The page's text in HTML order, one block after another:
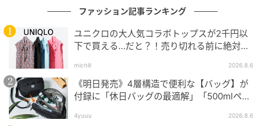
リンネル
旅先だからこそ朝早くから活動して見られた日の出。
その幸福感の中で見た美しい景色と、自然を感じなが
らゆったりとした時間を過ごしたことを思い出すと、
またフィンランドに行きたいと思うそう。咲楽さんが
ファッション記事ランキング
ユニクロの大人気コラボトップスが2千円以
下で買える…だと？！売り切れる前に絶対買
michill 2026.8.6
《明日発売》4層構造で便利な【バッグ】が
付録に「休日バッグの最適解」「500mlペッ
4yuuu 2026.8.6